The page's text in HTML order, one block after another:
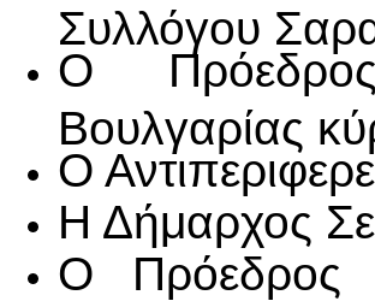
Συλλόγου
Ο
Βουλγαρίας
Ο
Η Δήμαρχος
Ο Πρόεδρος